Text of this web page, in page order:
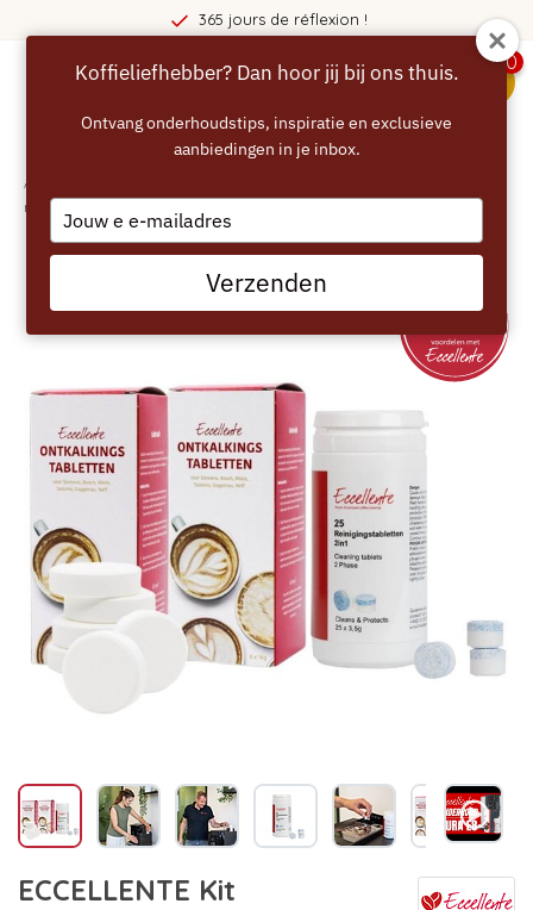
365 jours de réflexion !
0
Accueil
nettoyage (jusqu'à 1 an)
ECCELLENTE Kit
Koffieliefhebber? Dan hoor jij bij ons thuis.
Ontvang onderhoudstips, inspiratie en exclusieve
aanbiedingen in je inbox.
Type
your
email
Verzenden